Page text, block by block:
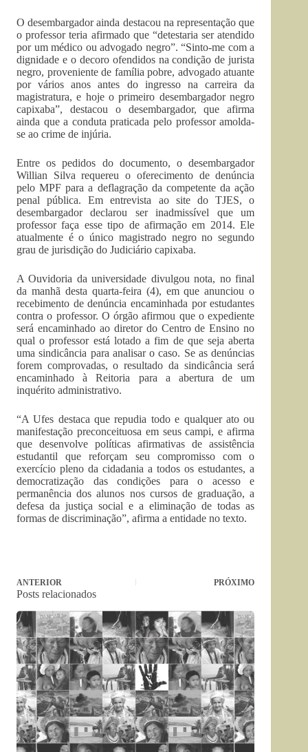
O desembargador ainda destacou na representação que
o professor teria afirmado que “detestaria ser atendido
por um médico ou advogado negro”. “Sinto-me com a
dignidade e o decoro ofendidos na condição de jurista
negro, proveniente de família pobre, advogado atuante
por vários anos antes do ingresso na carreira da
magistratura, e hoje o primeiro desembargador negro
capixaba”, destacou o desembargador, que afirma
ainda que a conduta praticada pelo professor amolda-
se ao crime de injúria.
Entre os pedidos do documento, o desembargador
Willian Silva requereu o oferecimento de denúncia
pelo MPF para a deflagração da competente da ação
penal pública. Em entrevista ao site do TJES, o
desembargador declarou ser inadmissível que um
professor faça esse tipo de afirmação em 2014. Ele
atualmente é o único magistrado negro no segundo
grau de jurisdição do Judiciário capixaba.
A Ouvidoria da universidade divulgou nota, no final
da manhã desta quarta-feira (4), em que anunciou o
recebimento de denúncia encaminhada por estudantes
contra o professor. O órgão afirmou que o expediente
será encaminhado ao diretor do Centro de Ensino no
qual o professor está lotado a fim de que seja aberta
uma sindicância para analisar o caso. Se as denúncias
forem comprovadas, o resultado da sindicância será
encaminhado à Reitoria para a abertura de um
inquérito administrativo.
“A Ufes destaca que repudia todo e qualquer ato ou
manifestação preconceituosa em seus campi, e afirma
que desenvolve políticas afirmativas de assistência
estudantil que reforçam seu compromisso com o
exercício pleno da cidadania a todos os estudantes, a
democratização das condições para o acesso e
permanência dos alunos nos cursos de graduação, a
defesa da justiça social e a eliminação de todas as
formas de discriminação”, afirma a entidade no texto.
ANTERIOR PRÓXIMO
Posts relacionados